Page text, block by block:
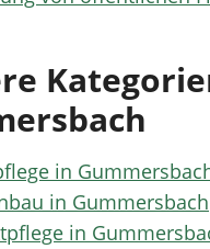
in
in Gummersbach
in